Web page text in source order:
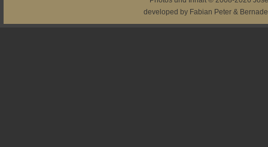
developed by Fabian Peter &